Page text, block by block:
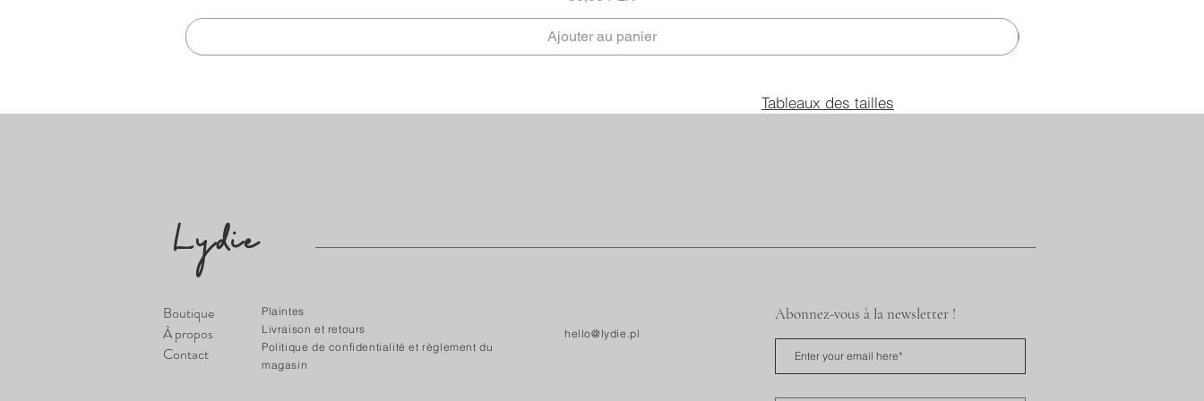
Ajouter au panier
​Tableaux des tailles
Lydie
​Boutique
À propos
Contact
Plaintes
Livraison et retours
Politique de confidentialité et règlement du
magasin
hello@lydie.pl
Abonnez-vous à la newsletter !